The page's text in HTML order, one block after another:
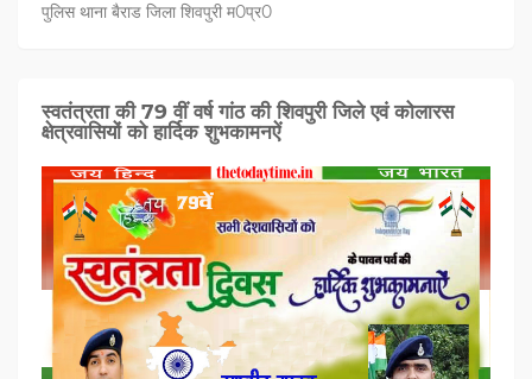
पुलिस थाना बैराड जिला शिवपुरी म0प्र0
स्वतंत्रता की 79 वीं वर्ष गांठ की शिवपुरी जिले एवं कोलारस
क्षेत्रवासियों को हार्दिक शुभकामनऐं